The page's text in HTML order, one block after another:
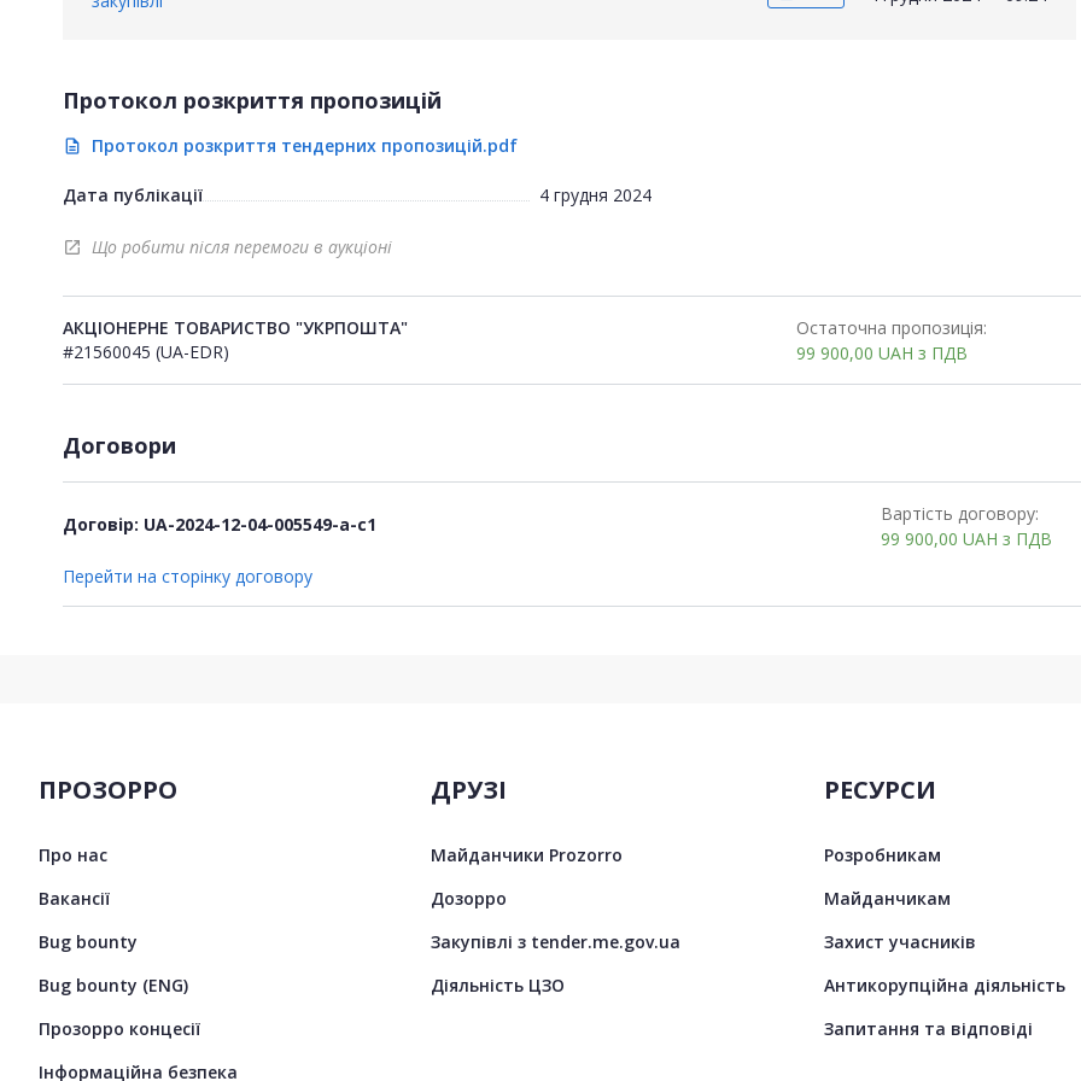
Протокол розкриття пропозицій
description Протокол розкриття тендерних пропозицій.pdf
Дата публікації 4 грудня 2024
open_in_new Що робити після перемоги в аукціоні
АКЦІОНЕРНЕ ТОВАРИСТВО "УКРПОШТА"
#21560045 (UA-EDR)
Остаточна пропозиція:
99 900,00 UAH з ПДВ
Договори
Договір: UA-2024-12-04-005549-a-c1
Вартість договору:
99 900,00 UAH з ПДВ
Перейти на сторінку договору
ПРОЗОРРО
Про нас
Вакансії
Bug bounty
Bug bounty (ENG)
Прозорро концесії
Інформаційна безпека
ДРУЗІ
Майданчики Prozorro
Дозорро
Закупівлі з tender.me.gov.ua
Діяльність ЦЗО
РЕСУРСИ
Розробникам
Майданчикам
Захист учасників
Антикорупційна діяльність
Запитання та відповіді